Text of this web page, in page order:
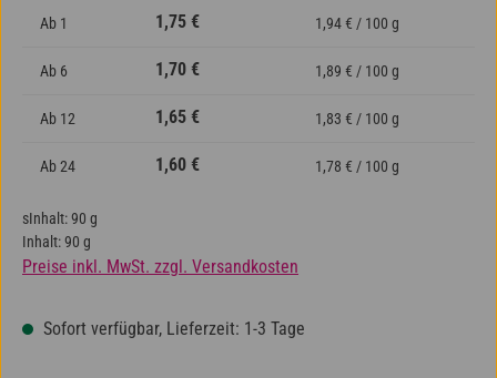
Ab 1 1,75 € 1,94 € / 100 g
Ab 6 1,70 € 1,89 € / 100 g
Ab 12 1,65 € 1,83 € / 100 g
Ab24 1,60 € 1,78 € / 100 g
sInhalt:90 g
Inhalt:90 g
Preise inkl. MwSt. zzgl. Versandkosten
Sofort verfügbar, Lieferzeit: 1-3 Tage